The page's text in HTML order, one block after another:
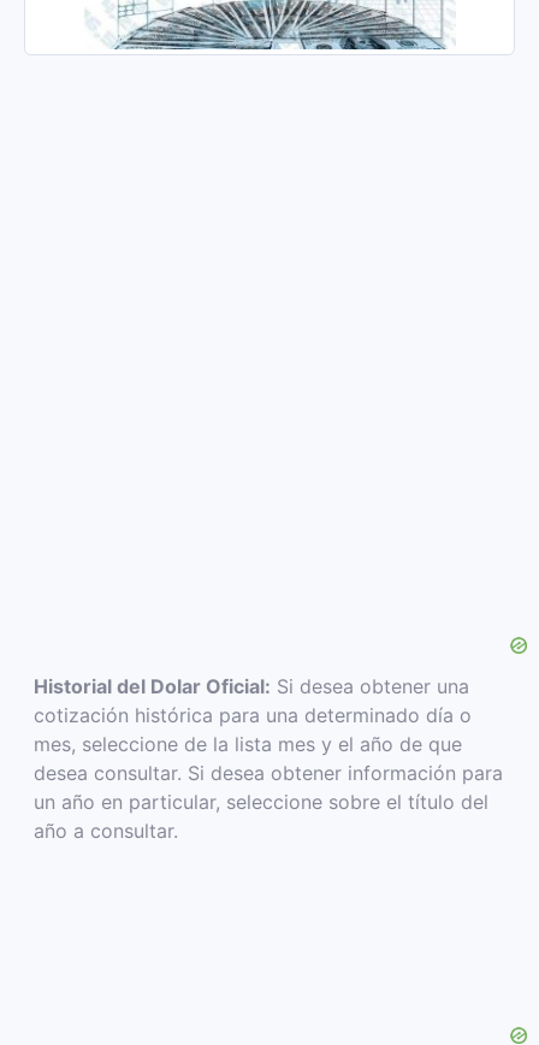
Historial del Dolar Oficial: Si desea obtener una
cotización histórica para una determinado día o
mes, seleccione de la lista mes y el año de que
desea consultar. Si desea obtener información para
un año en particular, seleccione sobre el título del
año a consultar.